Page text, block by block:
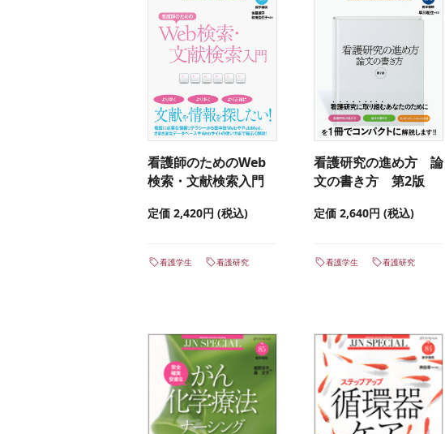
看護師のためのWeb
検索・文献検索入門
定価 2,420円 (税込)
看護学生 看護研究
看護研究の進め方 論
文の書き方 第2版
定価 2,640円 (税込)
看護学生 看護研究